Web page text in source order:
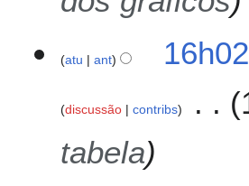
atu ant
discussão contribs
tabela